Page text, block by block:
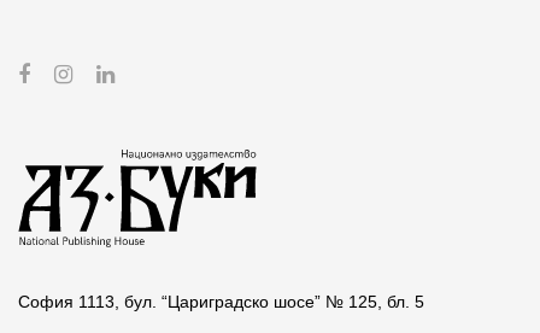
София 1113, бул. “Цариградско шосе” № 125, бл. 5